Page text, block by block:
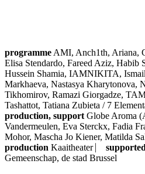
programme AMI, Anch1th, Ariana,
Elisa Stendardo, Fareed Aziz, Habib
Hussein Shamia, ⁠IAMNIKITA,
Markhaeva, Nastasya Kharytonova,
Tikhomirov, Ramazi Giorgadze,
Tashattot, Tatiana Zubieta / 7
production, support Globe Aroma
Vandermeulen, Eva Sterckx, Fadia
Mohor, Mascha Jo Kiener, Matilda
production Kaaitheater ⎸
Gemeenschap, de stad Brussel